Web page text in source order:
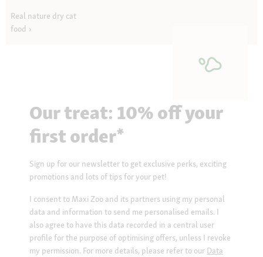
Real nature dry cat
food
Our treat: 10% off your
first order*
Sign up for our newsletter to get exclusive perks, exciting
promotions and lots of tips for your pet!
I consent to Maxi Zoo and its partners using my personal
data and information to send me personalised emails. I
also agree to have this data recorded in a central user
profile for the purpose of optimising offers, unless I revoke
my permission. For more details, please refer to our Data